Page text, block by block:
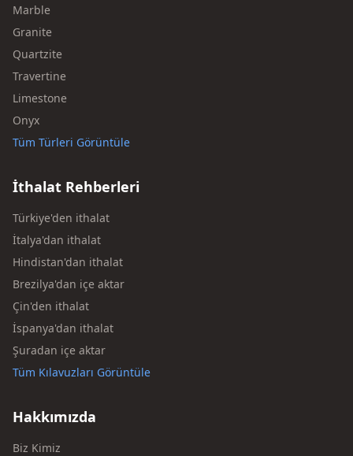
Marble
Granite
Quartzite
Travertine
Limestone
Onyx
Tüm Türleri Görüntüle
İthalat Rehberleri
Türkiye'den ithalat
İtalya'dan ithalat
Hindistan'dan ithalat
Brezilya'dan içe aktar
Çin'den ithalat
İspanya'dan ithalat
Şuradan içe aktar
Tüm Kılavuzları Görüntüle
Hakkımızda
Biz Kimiz